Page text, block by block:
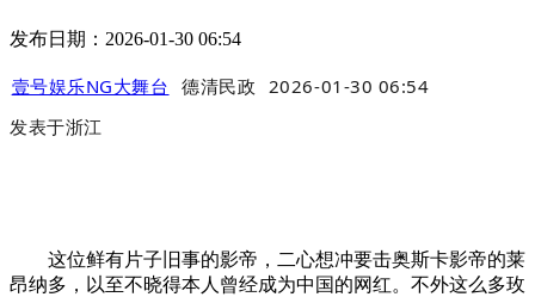
发布日期：2026-01-30 06:54
壹号娱乐NG大舞台 德清民政 2026-01-30 06:54
发表于浙江
这位鲜有片子旧事的影帝，二心想冲要击奥斯卡影帝的莱
昂纳多，以至不晓得本人曾经成为中国的网红。不外这么多玫